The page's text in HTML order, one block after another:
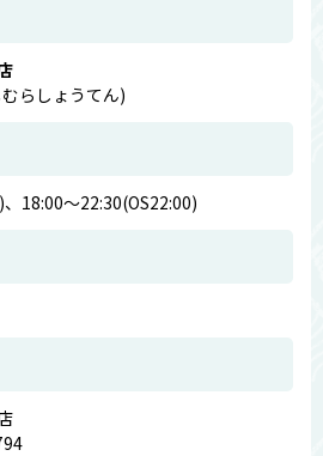
らしょうてん)
18:00～22:30(OS22:00)